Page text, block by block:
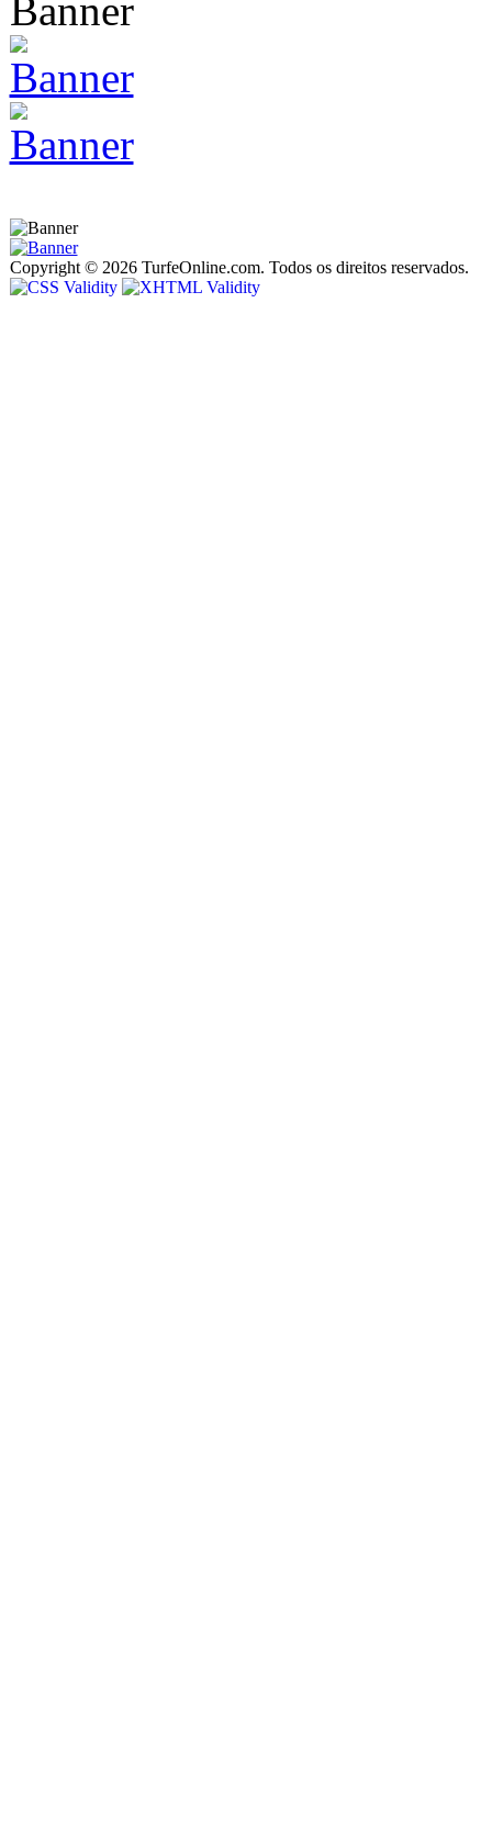
Copyright © 2026 TurfeOnline.com. Todos os direitos reservados.